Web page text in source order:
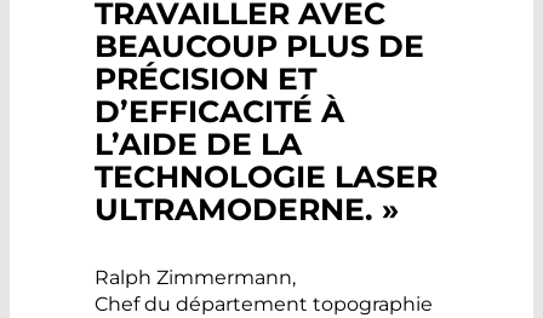
TRAVAILLER AVEC
BEAUCOUP PLUS DE
PRÉCISION ET
D’EFFICACITÉ À
L’AIDE DE LA
TECHNOLOGIE LASER
ULTRAMODERNE. »
Ralph Zimmermann,
Chef du département topographie